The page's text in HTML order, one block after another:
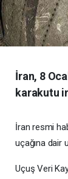
İran, 8
karakutu
İran resmi
uçağına dair
Uçuş Veri